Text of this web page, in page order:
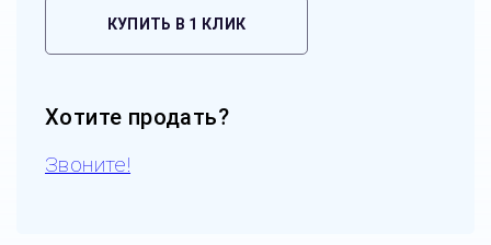
КУПИТЬ В 1 КЛИК
Хотите продать?
Звоните!